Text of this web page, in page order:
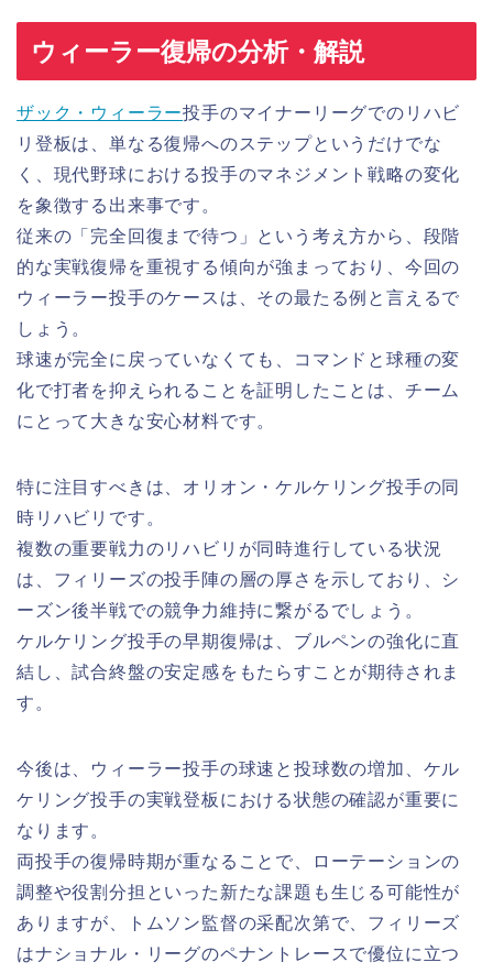
ウィーラー復帰の分析・解説
ザック・ウィーラー投手のマイナーリーグでのリハビ
リ登板は、単なる復帰へのステップというだけでな
く、現代野球における投手のマネジメント戦略の変化
を象徴する出来事です。
従来の「完全回復まで待つ」という考え方から、段階
的な実戦復帰を重視する傾向が強まっており、今回の
ウィーラー投手のケースは、その最たる例と言えるで
しょう。
球速が完全に戻っていなくても、コマンドと球種の変
化で打者を抑えられることを証明したことは、チーム
にとって大きな安心材料です。
特に注目すべきは、オリオン・ケルケリング投手の同
時リハビリです。
複数の重要戦力のリハビリが同時進行している状況
は、フィリーズの投手陣の層の厚さを示しており、シ
ーズン後半戦での競争力維持に繋がるでしょう。
ケルケリング投手の早期復帰は、ブルペンの強化に直
結し、試合終盤の安定感をもたらすことが期待されま
す。
今後は、ウィーラー投手の球速と投球数の増加、ケル
ケリング投手の実戦登板における状態の確認が重要に
なります。
両投手の復帰時期が重なることで、ローテーションの
調整や役割分担といった新たな課題も生じる可能性が
ありますが、トムソン監督の采配次第で、フィリーズ
はナショナル・リーグのペナントレースで優位に立つ